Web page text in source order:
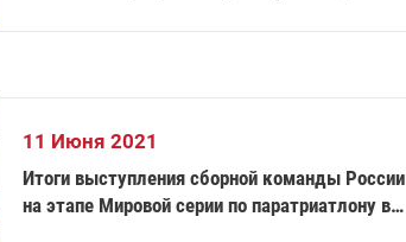
11 Июня 2021
Итоги выступления сборной команды России
на этапе Мировой серии по паратриатлону в